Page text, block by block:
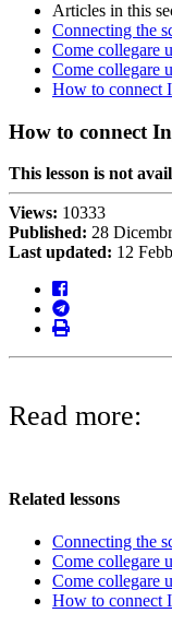
Articles in this
Connecting the
Come collegare
Come collegare
How to connect
How to connect
This lesson is not
Views: 10333
Published: 28
Last updated: 12
Read more:
Related lessons
Connecting the
Come collegare
Come collegare
How to connect